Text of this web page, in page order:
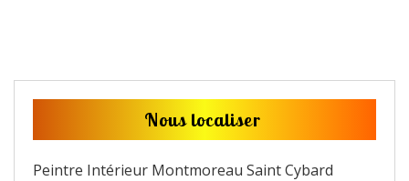
Nous localiser
Peintre Intérieur Montmoreau Saint Cybard